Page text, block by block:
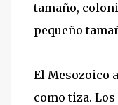
tamaño,
pequeño
El Mesozoico
como tiza.